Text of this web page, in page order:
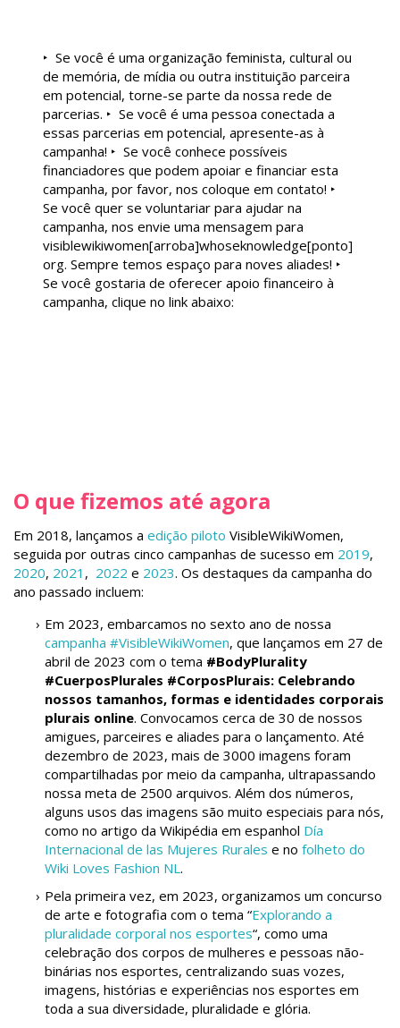
‣ Se você é uma organização feminista, cultural ou
de memória, de mídia ou outra instituição parceira
em potencial, torne-se parte da nossa rede de
parcerias. ‣ Se você é uma pessoa conectada a
essas parcerias em potencial, apresente-as à
campanha! ‣ Se você conhece possíveis
financiadores que podem apoiar e financiar esta
campanha, por favor, nos coloque em contato! ‣
Se você quer se voluntariar para ajudar na
campanha, nos envie uma mensagem para
visiblewikiwomen[arroba]whoseknowledge[ponto]
org. Sempre temos espaço para noves aliades! ‣
Se você gostaria de oferecer apoio financeiro à
campanha, clique no link abaixo:
O que fizemos até agora
Em 2018, lançamos a edição piloto VisibleWikiWomen,
seguida por outras cinco campanhas de sucesso em 2019,
2020, 2021 , 2022 e 2023. Os destaques da campanha do
ano passado incluem:
Em 2023, embarcamos no sexto ano de nossa
campanha #VisibleWikiWomen, que lançamos em 27 de
abril de 2023 com o tema #BodyPlurality
#CuerposPlurales #CorposPlurais: Celebrando
nossos tamanhos, formas e identidades corporais
plurais online. Convocamos cerca de 30 de nossos
amigues, parceires e aliades para o lançamento. Até
dezembro de 2023, mais de 3000 imagens foram
compartilhadas por meio da campanha, ultrapassando
nossa meta de 2500 arquivos. Além dos números,
alguns usos das imagens são muito especiais para nós,
como no artigo da Wikipédia em espanhol Día
Internacional de las Mujeres Rurales e no folheto do
Wiki Loves Fashion NL.
Pela primeira vez, em 2023, organizamos um concurso
de arte e fotografia com o tema “Explorando a
pluralidade corporal nos esportes“, como uma
celebração dos corpos de mulheres e pessoas não-
binárias nos esportes, centralizando suas vozes,
imagens, histórias e experiências nos esportes em
toda a sua diversidade, pluralidade e glória.